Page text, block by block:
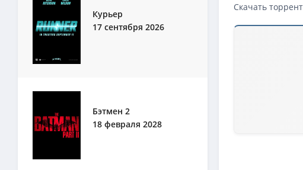
Курьер
17 сентября 2026
Бэтмен 2
18 февраля 2028
Скачать
Скачать
1080p —
Партенопа /
Партенопа /
Партенопа /